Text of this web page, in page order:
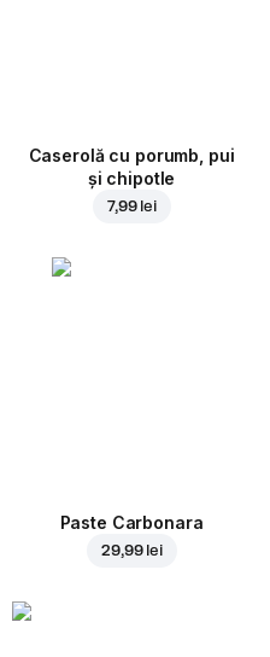
Caserolă cu porumb, pui
și chipotle
7,99 lei
Paste Carbonara
29,99 lei